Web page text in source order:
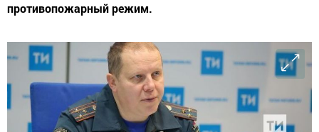
противопожарный режим.